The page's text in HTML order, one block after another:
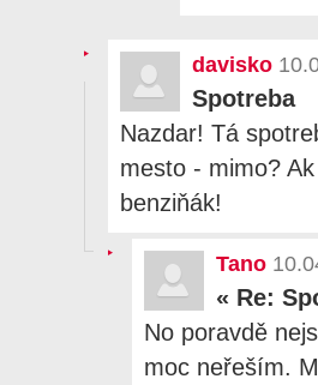
davisko
Spotreba
Nazdar! Tá
mesto - mimo?
benziňák!
Tano
« Re:
No poravdě
moc neřeším.